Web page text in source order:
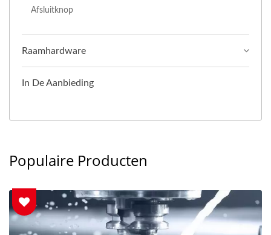
Afsluitknop
Raamhardware
In De Aanbieding
Populaire Producten